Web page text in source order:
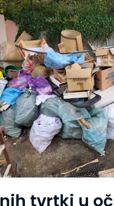
tvrtki u